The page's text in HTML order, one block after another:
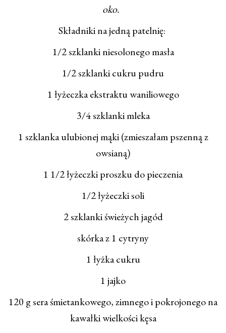
oko.
Składniki na jedną patelnię:
1/2 szklanki niesolonego masła
1/2 szklanki cukru pudru
1 łyżeczka ekstraktu waniliowego
3/4 szklanki mleka
1 szklanka ulubionej mąki (zmieszałam pszenną z
owsianą)
1 1/2 łyżeczki proszku do pieczenia
1/2 łyżeczki soli
2 szklanki świeżych jagód
skórka z 1 cytryny
1 łyżka cukru
1 jajko
120 g sera śmietankowego, zimnego i pokrojonego na
kawałki wielkości kęsa